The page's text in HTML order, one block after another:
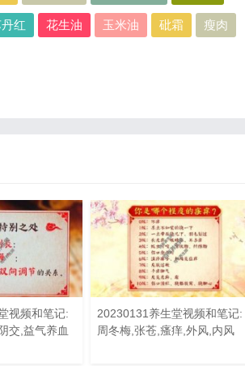
红 花生油 玉米油 砒霜 瘦肉
视频和笔记:
交,益气养血
20230131养生堂视频和笔记:
周冬梅,张苍,瘙痒,外风,内风